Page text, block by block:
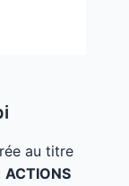
au titre
ACTIONS